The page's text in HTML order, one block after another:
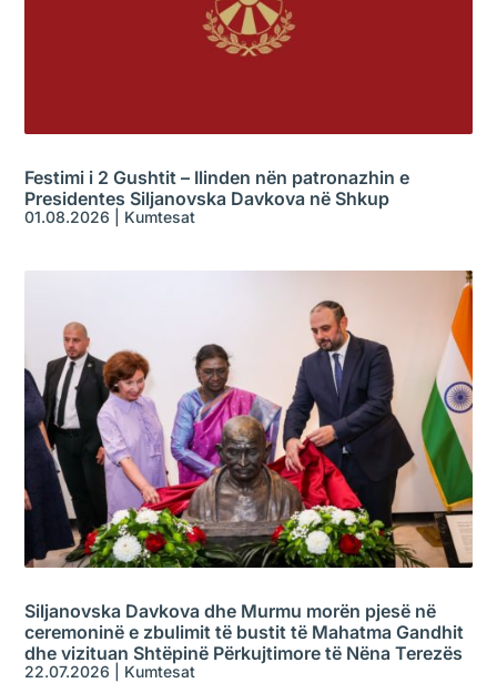
Festimi i 2 Gushtit – Ilinden nën patronazhin e
Presidentes Siljanovska Davkova në Shkup
01.08.2026 Kumtesat
Siljanovska Davkova dhe Murmu morën pjesë në
ceremoninë e zbulimit të bustit të Mahatma Gandhit
dhe vizituan Shtëpinë Përkujtimore të Nëna Terezës
22.07.2026 Kumtesat